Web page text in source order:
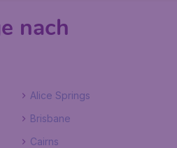
nach
Alice Springs
Brisbane
Cairns